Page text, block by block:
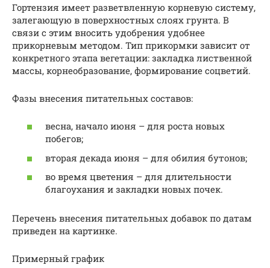
Гортензия имеет разветвленную корневую систему,
залегающую в поверхностных слоях грунта. В
связи с этим вносить удобрения удобнее
прикорневым методом. Тип прикормки зависит от
конкретного этапа вегетации: закладка лиственной
массы, корнеобразование, формирование соцветий.
Фазы внесения питательных составов:
весна, начало июня – для роста новых
побегов;
вторая декада июня – для обилия бутонов;
во время цветения – для длительности
благоухания и закладки новых почек.
Перечень внесения питательных добавок по датам
приведен на картинке.
Примерный график